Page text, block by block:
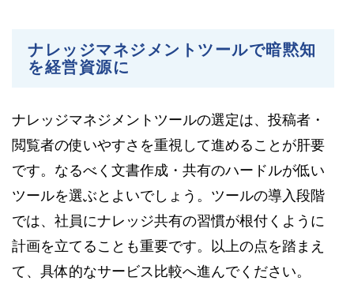
ナレッジマネジメントツールで暗黙知
を経営資源に
ナレッジマネジメントツールの選定は、投稿者・
閲覧者の使いやすさを重視して進めることが肝要
です。なるべく文書作成・共有のハードルが低い
ツールを選ぶとよいでしょう。ツールの導入段階
では、社員にナレッジ共有の習慣が根付くように
計画を立てることも重要です。以上の点を踏まえ
て、具体的なサービス比較へ進んでください。